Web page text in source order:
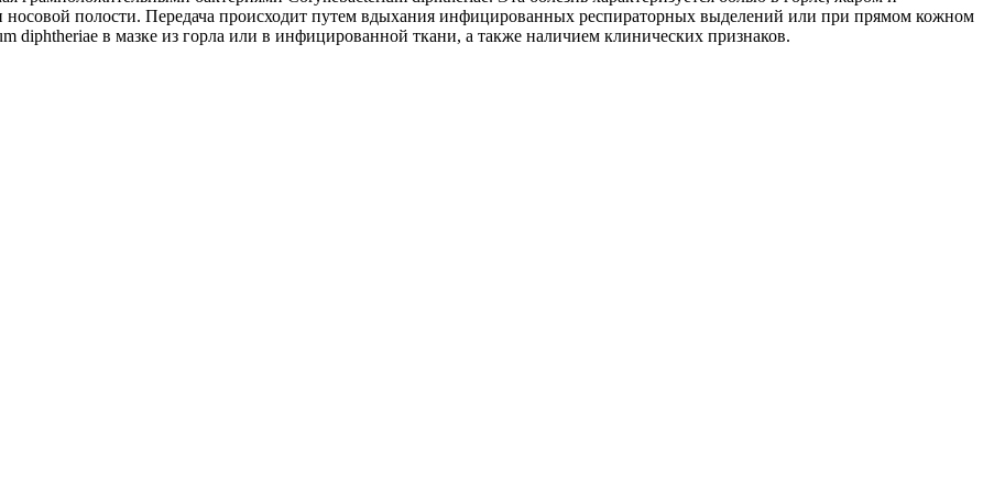
полости. Передача происходит путем вдыхания инфицированных респираторных выделений или при прямом кожном
diphtheriae в мазке из горла или в инфицированной ткани, а также наличием клинических признаков.